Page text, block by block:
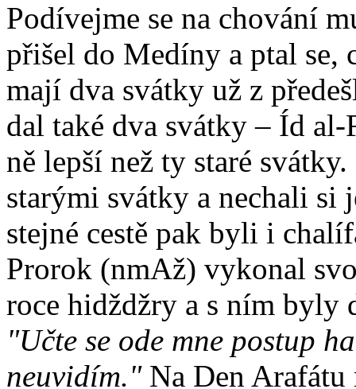
Podívejme se na chování
přišel do Medíny a ptal se,
mají dva svátky už z
dal také dva svátky – Íd
ně lepší než ty staré
starými svátky a nechali
stejné cestě pak byli i
Prorok (nmAž) vykonal
roce hidždžry a s ním
"Učte se ode mne postup
neuvidím." Na Den